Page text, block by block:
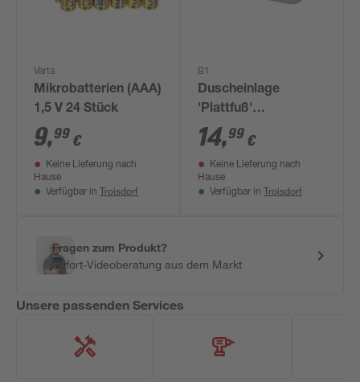
Varta
Mikrobatterien (AAA)
1,5 V 24 Stück
9,99 €
Keine Lieferung nach
Hause
Verfügbar in Troisdorf
B1
Duscheinlage
'Plattfuß'
manhattan-grau 54 x
54 cm
14,99 €
Keine Lieferung nach
Hause
Verfügbar in Troisdorf
Fragen zum Produkt?
Sofort-Videoberatung aus dem Markt
Unsere passenden Services